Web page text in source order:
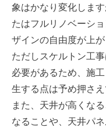
象はかなり変化しま
たはフルリノベーシ
ザインの自由度が上
ただしスケルトン工
必要があるため、施
生する点は予め押さえ
また、天井が高くな
なることや、天井パ